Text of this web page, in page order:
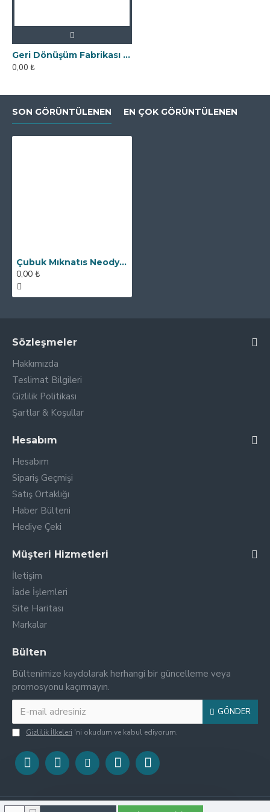
Geri Dönüşüm Fabrikası İçin Kolay Temizlenebilir Neodyum Elek Mıknatıs
0,00 ₺
SON GÖRÜNTÜLENEN EN ÇOK GÖRÜNTÜLENEN
Çubuk Mıknatıs Neodyum - 32x150 mm - Yüksek Güçlü
0,00 ₺
Sözleşmeler
Hakkımızda
Teslimat Bilgileri
Gizlilik Politikası
Şartlar & Koşullar
Hesabım
Hesabım
Sipariş Geçmişi
Satış Ortaklığı
Haber Bülteni
Hediye Çeki
Müşteri Hizmetleri
İletişim
İade İşlemleri
Site Haritası
Markalar
Bülten
Bültenimize kaydolarak herhangi bir güncelleme veya
promosyonu kaçırmayın.
GÖNDER
Gizlilik İlkeleri 'ni okudum ve kabul ediyorum.